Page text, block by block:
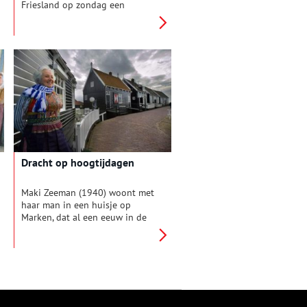
Friesland op zondag een
spelden, kappen en mutsen.
Deze kostbaarheden moesten
goed bewaard worden en dan
kwam een kappendoos goed
van pas.
Dracht op hoogtijdagen
Maki Zeeman (1940) woont met
haar man in een huisje op
Marken, dat al een eeuw in de